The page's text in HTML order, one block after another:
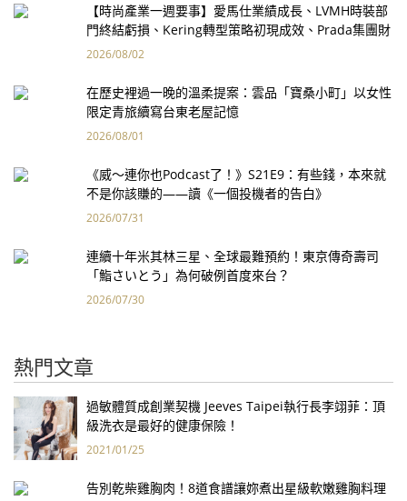
【時尚產業一週要事】愛馬仕業績成長、LVMH時裝部
門終結虧損、Kering轉型策略初現成效、Prada集團財
報亮眼
2026/08/02
在歷史裡過一晚的溫柔提案：雲品「寶桑小町」以女性
限定青旅續寫台東老屋記憶
2026/08/01
《威～連你也Podcast了！》S21E9：有些錢，本來就
不是你該賺的——讀《一個投機者的告白》
2026/07/31
連續十年米其林三星、全球最難預約！東京傳奇壽司
「鮨さいとう」為何破例首度來台？
2026/07/30
熱門文章
過敏體質成創業契機 Jeeves Taipei執行長李翊菲：頂
級洗衣是最好的健康保險！
2021/01/25
告別乾柴雞胸肉！8道食譜讓妳煮出星級軟嫩雞胸料理